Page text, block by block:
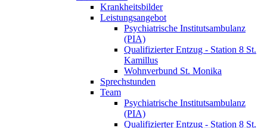
Krankheitsbilder
Leistungsangebot
Psychiatrische Institutsambulanz
(PIA)
Qualifizierter Entzug - Station 8 St.
Kamillus
Wohnverbund St. Monika
Sprechstunden
Team
Psychiatrische Institutsambulanz
(PIA)
Qualifizierter Entzug - Station 8 St.